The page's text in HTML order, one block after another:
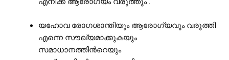
യഹോവ രോഗശാന്തിയും ആരോഗ്യവും വരുത്തി
എന്നെ സൗഖ്യമാക്കുകയും
സമാധാനത്തിന്‍റെയും